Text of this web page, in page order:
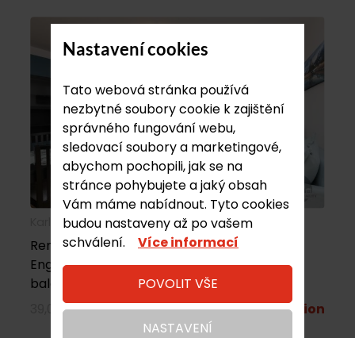
Karla Engliše, Praha 5 | rent
Rent, nice furnished apartment 3+kk, Karla
Engliše, Prague 5, metro Anděl, internet,
balcony, cellar, 2 x bedrooms
39,000 CZK/per month
More information
Nastavení cookies
Tato webová stránka používá
nezbytné soubory cookie k zajištění
správného fungování webu,
sledovací soubory a marketingové,
abychom pochopili, jak se na
stránce pohybujete a jaký obsah
Vám máme nabídnout. Tyto cookies
budou nastaveny až po vašem
schválení.
Více informací
POVOLIT VŠE
NASTAVENÍ